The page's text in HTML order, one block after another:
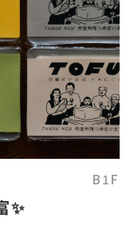
B1F
富✨